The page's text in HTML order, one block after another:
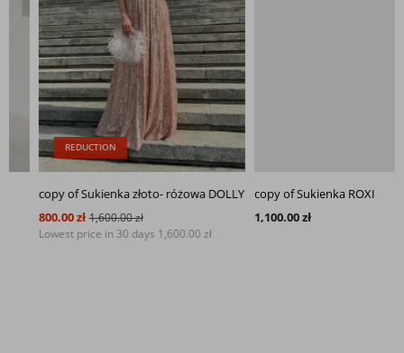
REDUCTION
copy of Sukienka złoto- różowa DOLLY
800.00 zł 1,600.00 zł
Lowest price in 30 days 1,600.00 zł
copy of Sukienka ROXI
1,100.00 zł